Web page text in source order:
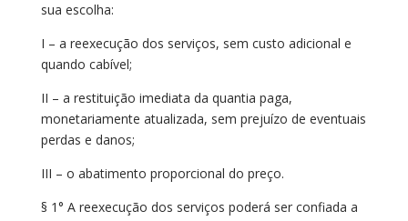
sua escolha:
I – a reexecução dos serviços, sem custo adicional e
quando cabível;
II – a restituição imediata da quantia paga,
monetariamente atualizada, sem prejuízo de eventuais
perdas e danos;
III – o abatimento proporcional do preço.
§ 1° A reexecução dos serviços poderá ser confiada a